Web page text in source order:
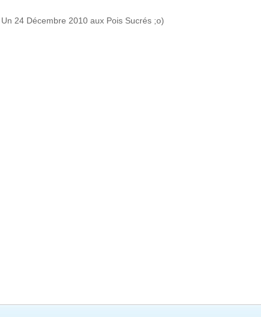
24 Décembre 2010 aux Pois Sucrés ;o)